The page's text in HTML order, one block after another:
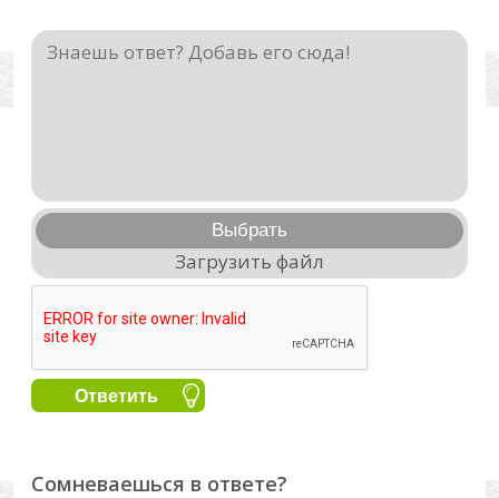
Выбрать
Загрузить файл
Сомневаешься в ответе?